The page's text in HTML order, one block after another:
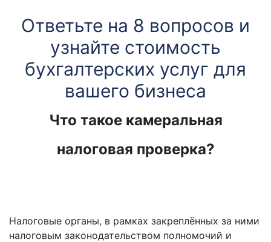
Ответьте на 8 вопросов и
узнайте стоимость
бухгалтерских услуг для
вашего бизнеса
Что такое камеральная
налоговая проверка?
Налоговые органы, в рамках закреплённых за ними
налоговым законодательством полномочий и